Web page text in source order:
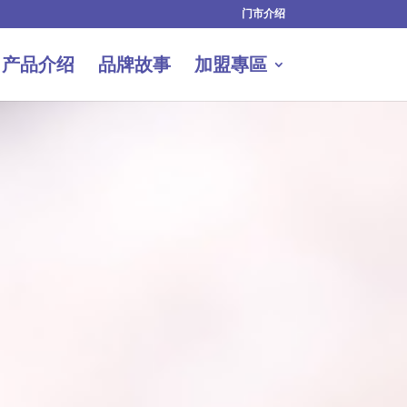
门市介绍
产品介绍 品牌故事 加盟專區